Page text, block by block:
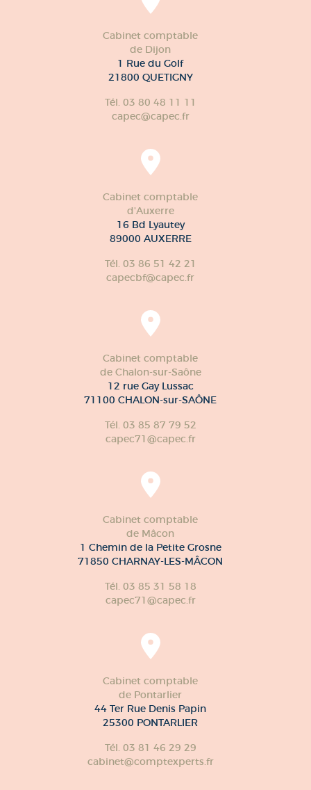
Cabinet comptable
de Dijon
1 Rue du Golf
21800 QUETIGNY
Tél. 03 80 48 11 11
capec@capec.fr
Cabinet comptable
d'Auxerre
16 Bd Lyautey
89000 AUXERRE
Tél. 03 86 51 42 21
capecbf@capec.fr
Cabinet comptable
de Chalon-sur-Saône
12 rue Gay Lussac
71100 CHALON-sur-SAÔNE
Tél. 03 85 87 79 52
capec71@capec.fr
Cabinet comptable
de Mâcon
1 Chemin de la Petite Grosne
71850 CHARNAY-LES-MÂCON
Tél. 03 85 31 58 18
capec71@capec.fr
Cabinet comptable
de Pontarlier
44 Ter Rue Denis Papin
25300 PONTARLIER
Tél. 03 81 46 29 29
cabinet@comptexperts.fr